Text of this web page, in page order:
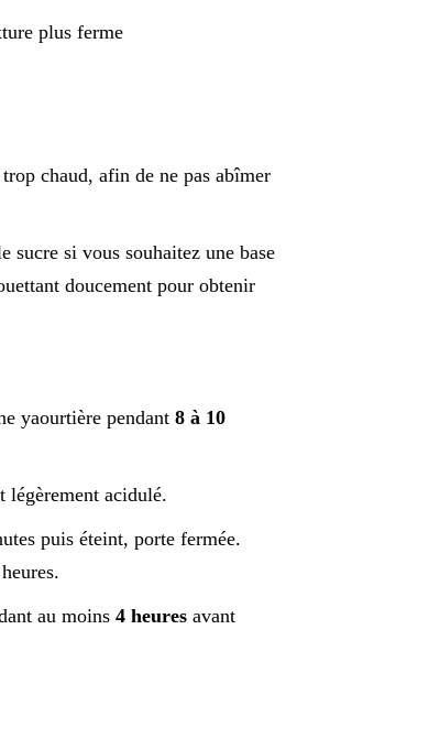
plus ferme
chaud, afin de ne pas abîmer
sucre si vous souhaitez une base
doucement pour obtenir
yaourtière pendant 8 à 10
légèrement acidulé.
puis éteint, porte fermée.
au moins 4 heuresavant